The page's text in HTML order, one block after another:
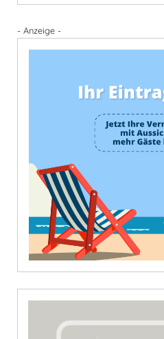
- Anzeige -